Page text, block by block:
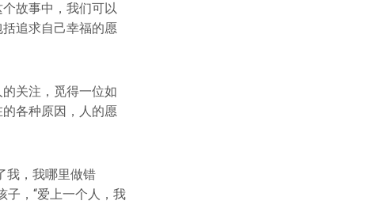
故事中，我们可以
追求自己幸福的愿
关注，觅得一位如
各种原因，人的愿
我，我哪里做错
子，“爱上一个人，我